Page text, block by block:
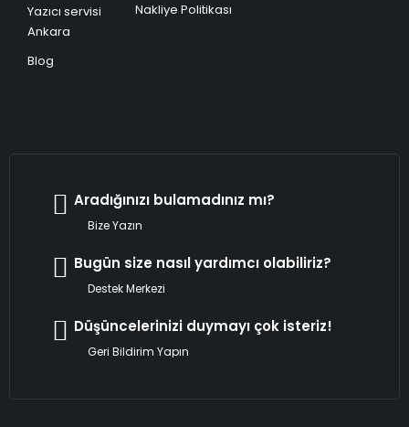
Yazıcı servisi
Ankara
Blog
Nakliye Politikası
Aradığınızı bulamadınız mı?
Bize Yazın
Bugün size nasıl yardımcı olabiliriz?
Destek Merkezi
Düşüncelerinizi duymayı çok isteriz!
Geri Bildirim Yapın